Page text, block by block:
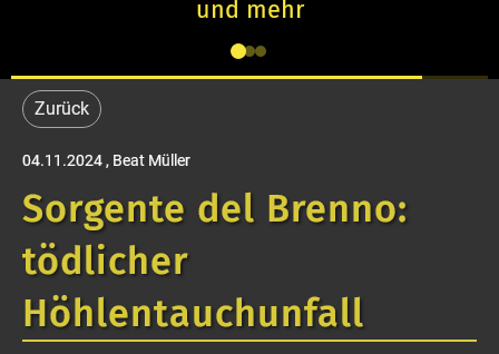
und mehr
Zurück
04.11.2024, Beat Müller
Sorgente del Brenno:
tödlicher
Höhlentauchunfall